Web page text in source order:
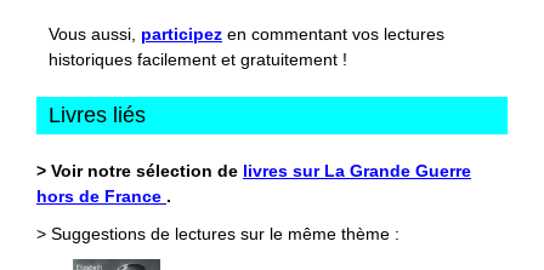
Vous aussi, participez en commentant vos lectures
historiques facilement et gratuitement !
Livres liés
> Voir notre sélection de livres sur La Grande Guerre
hors de France .
> Suggestions de lectures sur le même thème :